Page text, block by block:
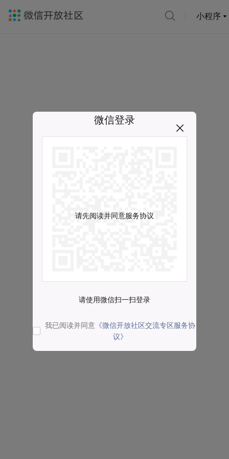
小程序
微信登录
请先阅读并同意服务协议
请使用微信扫一扫登录
我已阅读并同意 《微信开放社区交流专区服务协
议》